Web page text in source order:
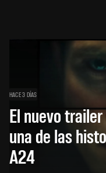
HACE 3 DÍAS
El nuevo
una de las
A24